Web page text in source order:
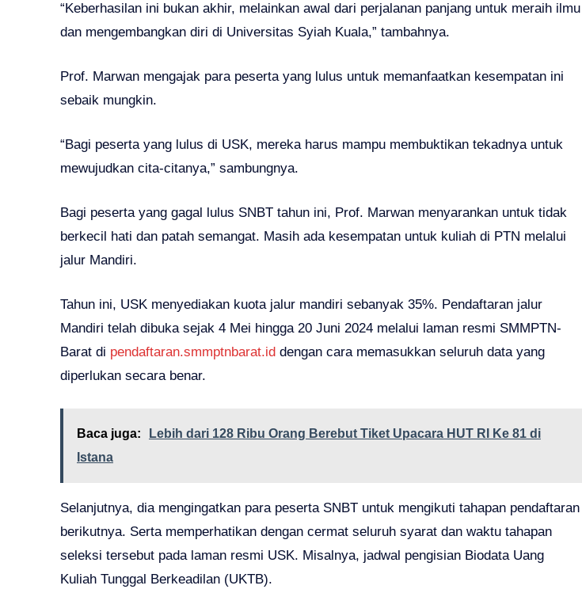
“Keberhasilan ini bukan akhir, melainkan awal dari perjalanan panjang untuk meraih ilmu
dan mengembangkan diri di Universitas Syiah Kuala,” tambahnya.
Prof. Marwan mengajak para peserta yang lulus untuk memanfaatkan kesempatan ini
sebaik mungkin.
“Bagi peserta yang lulus di USK, mereka harus mampu membuktikan tekadnya untuk
mewujudkan cita-citanya,” sambungnya.
Bagi peserta yang gagal lulus SNBT tahun ini, Prof. Marwan menyarankan untuk tidak
berkecil hati dan patah semangat. Masih ada kesempatan untuk kuliah di PTN melalui
jalur Mandiri.
Tahun ini, USK menyediakan kuota jalur mandiri sebanyak 35%. Pendaftaran jalur
Mandiri telah dibuka sejak 4 Mei hingga 20 Juni 2024 melalui laman resmi SMMPTN-
Barat di pendaftaran.smmptnbarat.id dengan cara memasukkan seluruh data yang
diperlukan secara benar.
Baca juga:
Lebih dari 128 Ribu Orang Berebut Tiket Upacara HUT RI Ke 81 di
Istana
Selanjutnya, dia mengingatkan para peserta SNBT untuk mengikuti tahapan pendaftaran
berikutnya. Serta memperhatikan dengan cermat seluruh syarat dan waktu tahapan
seleksi tersebut pada laman resmi USK. Misalnya, jadwal pengisian Biodata Uang
Kuliah Tunggal Berkeadilan (UKTB).